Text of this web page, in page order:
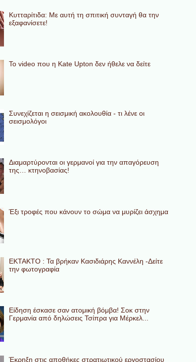
Κυτταρίτιδα: Με αυτή τη σπιτική συνταγή θα την
εξαφανίσετε!
To video που η Kate Upton δεν ήθελε να δείτε
Συνεχίζεται η σεισμική ακολουθία - τι λένε οι
σεισμολόγοι
Διαμαρτύρονται οι γερμανοί για την απαγόρευση
της… κτηνοβασίας!
Έξι τροφές που κάνουν το σώμα να μυρίζει άσχημα
ΕΚΤΑΚΤΟ : Τα βρήκαν Κασιδιάρης Καννέλη -Δείτε
την φωτογραφία
Eίδηση έσκασε σαν ατομική βόμβα! Σοκ στην
Γερμανία από δηλώσεις Τσίπρα για Μέρκελ...
Έκρηξη στις αποθήκες στρατιωτικού εργοστασίου